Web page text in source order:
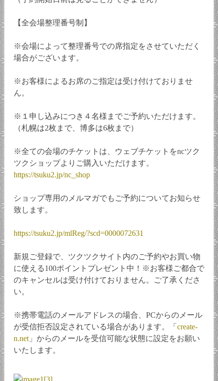
【全会場整理番号制】
※会場によって整理番号での席指定をさせていただく
場合がございます。
※お客様によるお席のご指定は受け付けておりませ
ん。
※１申し込みにつき４名様までご予約いただけます。
（札幌は2枚まで、博多は6枚まで）
※全ての会場のチケットは、ウェブチケットをncツク
ツクショップよりご購入いただけます。
https://tsuku2.jp/nc_shop
ショップ専用のメルマガでもご予約についてお知らせ
致します。
https://tsuku2.jp/mlReg/?scd=0000072631
新規ご登録で、ツクツクサイト内のご予約やお買い物
に使える100ポイントプレゼント中！※お客様ご都合で
のキャンセルは受け付けておりません。ご了承くださ
い。
※携帯電話のメールアドレスの場合、PCからのメール
が受信拒否設定されている場合があります。「 create-
n.net」からのメールを受信可能な状態に設定をお願い
いたします。